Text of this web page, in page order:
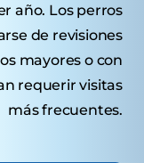
año. Los perros
de revisiones
mayores o con
requerir visitas
más frecuentes.